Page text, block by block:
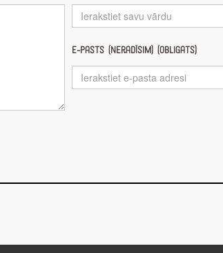
E-pasts (nerādīsim) (obligāts)